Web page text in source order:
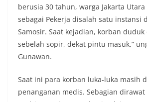
berusia 30 tahun, warga Jakarta
sebagai Pekerja disalah satu instansi
Samosir. Saat kejadian, korban
sebelah sopir, dekat pintu masuk,”
Gunawan.
Saat ini para korban luka-luka masih
penanganan medis. Sebagian